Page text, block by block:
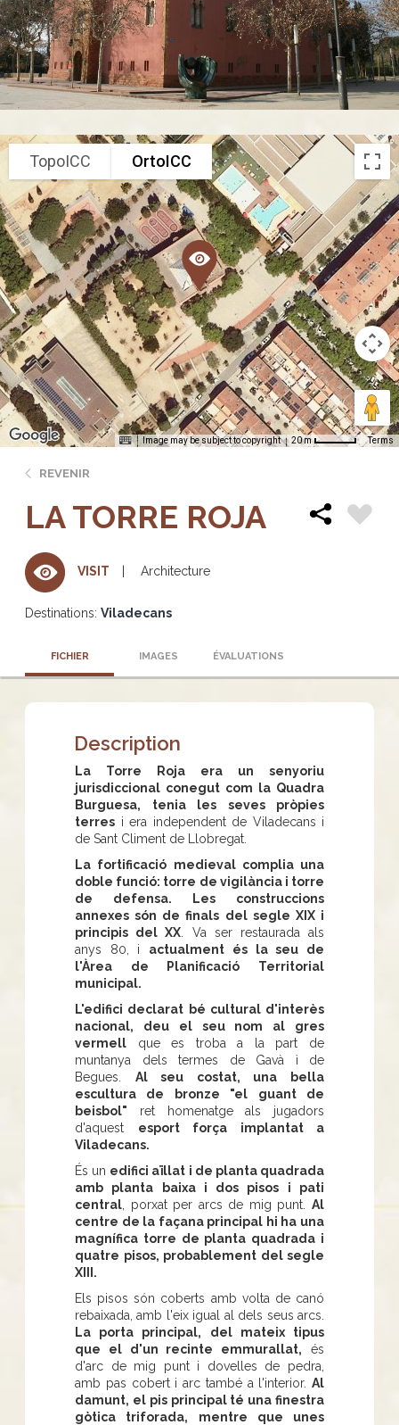
TopoICC OrtoICC
Image may be subject to copyright 20 m Terms
REVENIR
LA TORRE ROJA
VISIT Architecture
Destinations: Viladecans
FICHIER IMAGES ÉVALUATIONS
Description
La Torre Roja era un senyoriu
jurisdiccional conegut com la Quadra
Burguesa, tenia les seves pròpies
terres i era independent de Viladecans i
de Sant Climent de Llobregat.
La fortificació medieval complia una
doble funció: torre de vigilància i torre
de defensa.
Les construccions
annexes són de finals del segle XIX i
principis del XX . Va ser restaurada als
anys 80, i actualment és la seu de
l'Àrea de Planificació Territorial
municipal.
L'edifici declarat bé cultural d'interès
nacional, deu el seu nom al gres
vermell que es troba a la part de
muntanya dels termes de Gavà ì de
Begues. Al seu costat, una bella
escultura de bronze "el guant de
beisbol" ret homenatge als jugadors
d'aquest esport força implantat a
Viladecans.
És un edifici aïllat i de planta quadrada
amb planta baixa i dos pisos i pati
central , porxat per arcs de mig punt. Al
centre de la façana principal hi ha una
magnífica torre de planta quadrada i
quatre pisos, probablement del segle
XIII.
Els pisos són coberts amb volta de canó
rebaixada, amb l'eix igual al dels seus arcs.
La porta principal, del mateix tipus
que el d'un recinte emmurallat, és
d'arc de mig punt i dovelles de pedra,
amb pas cobert i arc també a l'interior. Al
damunt, el pis principal té una finestra
gòtica triforada, mentre que unes